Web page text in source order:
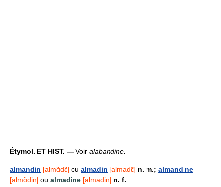
Étymol. ET HIST. — Voir alabandine.
almandin [almɑ̃dɛ̃] ou almadin [almadɛ̃] n. m.; almandine
[almɑ̃din] ou almadine [almadin] n. f.